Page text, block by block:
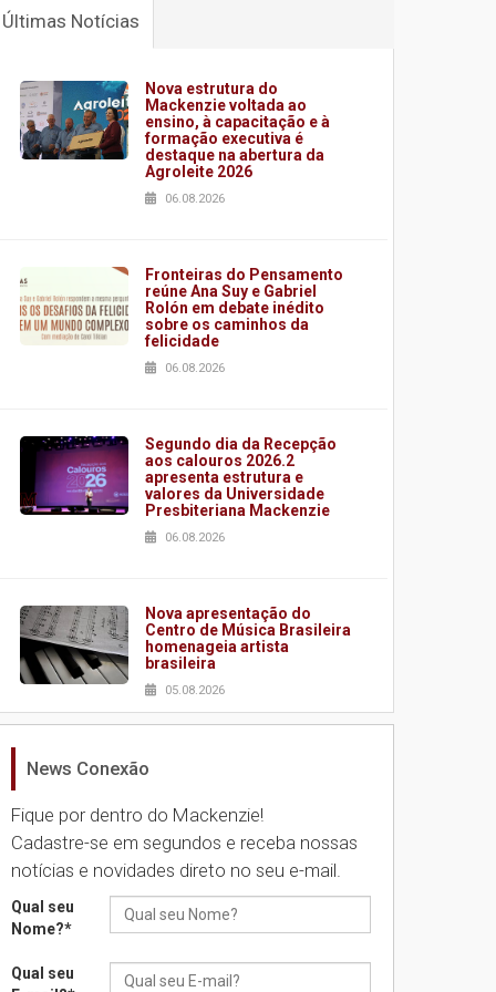
Últimas Notícias
Nova estrutura do
Mackenzie voltada ao
ensino, à capacitação e à
formação executiva é
destaque na abertura da
Agroleite 2026
06.08.2026
Fronteiras do Pensamento
reúne Ana Suy e Gabriel
Rolón em debate inédito
sobre os caminhos da
felicidade
06.08.2026
Segundo dia da Recepção
aos calouros 2026.2
apresenta estrutura e
valores da Universidade
Presbiteriana Mackenzie
06.08.2026
Nova apresentação do
Centro de Música Brasileira
homenageia artista
brasileira
05.08.2026
Universidade Mackenzie
Seminário discute desafios
das novas tecnologias em
sistemas solares
04.08.2026
News Conexão
Fique por dentro do Mackenzie!
Cadastre-se em segundos e receba nossas
notícias e novidades direto no seu e-mail.
Qual seu
Nome?*
Qual seu